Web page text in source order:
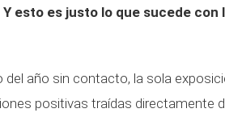
Y esto es justo lo que sucede
del año sin contacto, la sola
positivas traídas directamente